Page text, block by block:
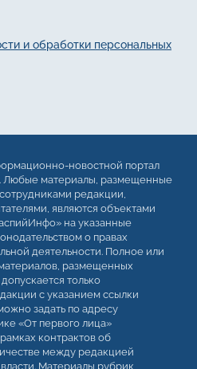
и обработки персональных
новостной портал
Любые материалы, размещенные
редакции,
являются объектами
на указанные
о правах
деятельности. Полное или
размещенных
только
с указанием ссылки
задать по адресу
«От первого лица»
контрактов об
между редакцией
Материалы рубрик